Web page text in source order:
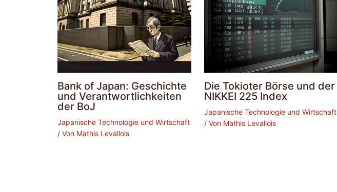
Bank of Japan: Geschichte
und Verantwortlichkeiten
der BoJ
Japanische Technologie und Wirtschaft
/ Von Mathis Levallois
Die Tokioter Börse und der
NIKKEI 225 Index
Japanische Technologie und Wirtschaft
/ Von Mathis Levallois